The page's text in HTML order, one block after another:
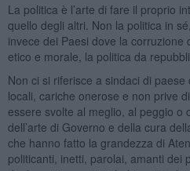
La politica è l’arte di fare il proprio
quello degli altri. Non la politica in
invece dei Paesi dove la
etico e morale, la politica da
Non ci si riferisce a sindaci di
locali, cariche onerose e non prive
essere svolte al meglio, al peggio o
dell’arte di Governo e della cura
che hanno fatto la grandezza di
politicanti, inetti, parolai, amanti dei